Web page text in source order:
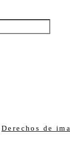
Derechos de